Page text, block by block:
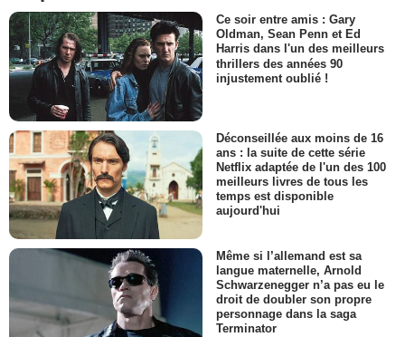
Ce soir entre amis : Gary
Oldman, Sean Penn et Ed
Harris dans l'un des meilleurs
thrillers des années 90
injustement oublié !
Déconseillée aux moins de 16
ans : la suite de cette série
Netflix adaptée de l'un des 100
meilleurs livres de tous les
temps est disponible
aujourd'hui
Même si l’allemand est sa
langue maternelle, Arnold
Schwarzenegger n’a pas eu le
droit de doubler son propre
personnage dans la saga
Terminator